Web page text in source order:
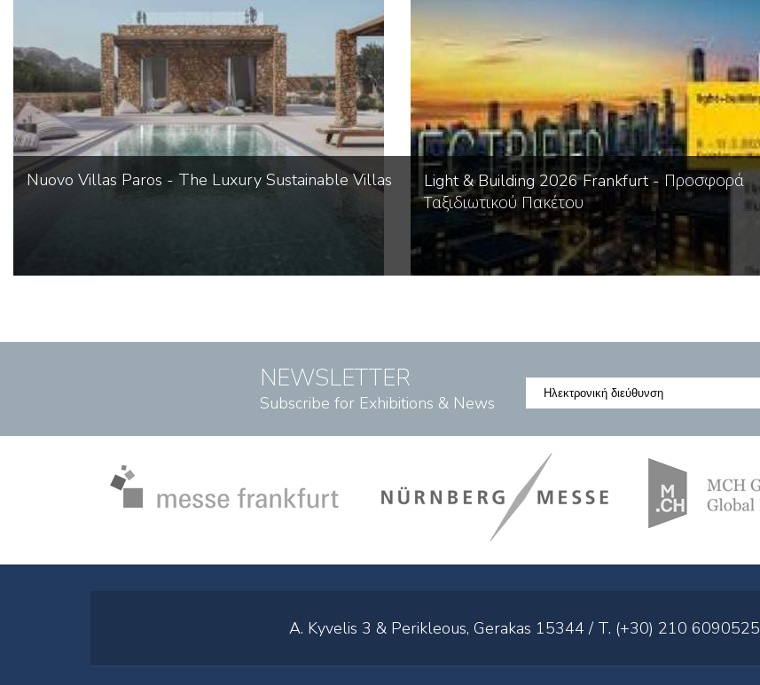
Nuovo Villas Paros - The Luxury Sustainable Villas
Light & Building 2026 Frankfurt - Προσφορά
Ταξιδιωτικού Πακέτου
NEWSLETTER
Subscribe for Exhibitions & News
A. Kyvelis 3 & Perikleous, Gerakas 15344 / T. (+30) 210 6090525